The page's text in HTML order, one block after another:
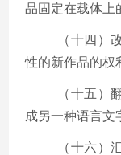
品固定在载体上
（十四）
性的新作品的权
（十五）
成另一种语言文
（十六）